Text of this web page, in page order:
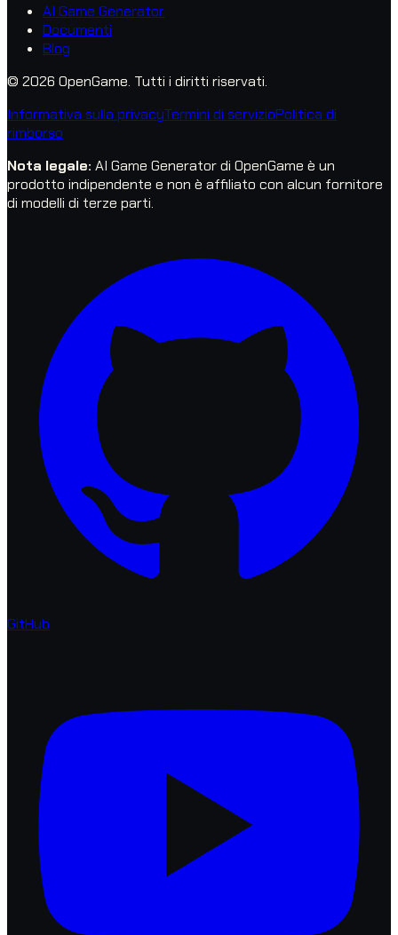
AI Game Generator
Documenti
Blog
© 2026 OpenGame. Tutti i diritti riservati.
Informativa sulla privacyTermini di servizioPolitica di
rimborso
Nota legale: AI Game Generator di OpenGame è un
prodotto indipendente e non è affiliato con alcun fornitore
di modelli di terze parti.
GitHub